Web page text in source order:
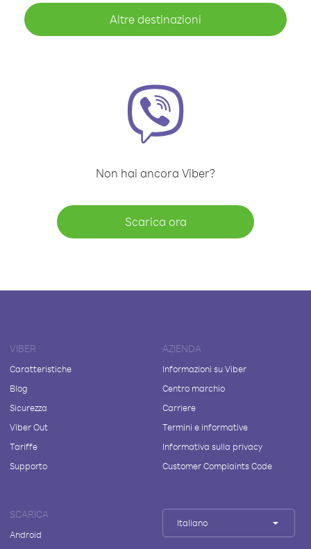
Altre destinazioni
Non hai ancora Viber?
Scarica ora
VIBER
Caratteristiche
Blog
Sicurezza
Viber Out
Tariffe
Supporto
AZIENDA
Informazioni su Viber
Centro marchio
Carriere
Termini e informative
Informativa sulla privacy
Customer Complaints Code
SCARICA
Android
Italiano